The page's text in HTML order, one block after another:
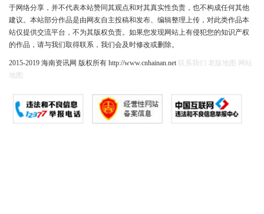
于网络分享，并不代表本站赞同其观点和对其真实性负责，也不构成任何其他
建议。本站部分作品是由网友自主投稿和发布、编辑整理上传，对此类作品本
站仅提供交流平台，不为其版权负责。如果您发现网站上有侵犯您的知识产权
的作品，请与我们取得联系，我们会及时修改或删除。
2015-2019 海南资讯网 版权所有 http://www.cnhainan.net 联系我们 老版地图
网站
地图